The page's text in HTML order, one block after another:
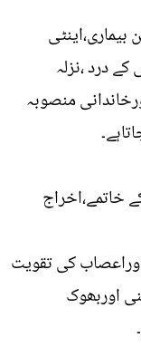
کے درد ،نزلہ
منصوبہ
کی تقویت
اوربھوک